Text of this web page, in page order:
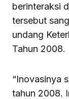
berinteraksi
tersebut
undang
Tahun 2008.
“Inovasinya
tahun 2008.